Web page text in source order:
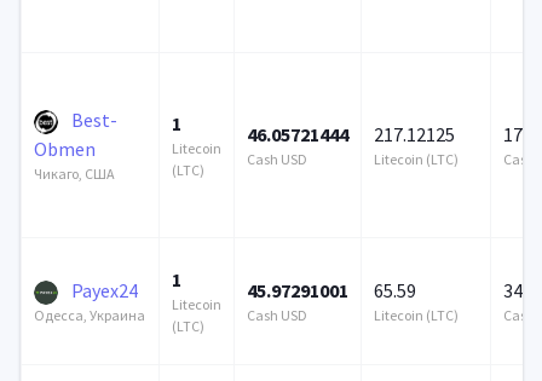
Best-
Obmen
Чикаго, США
1
Litecoin
(LTC)
46.05721444
Cash USD
217.12125
Litecoin (LTC)
172
Cash
Payex24
Одесса, Украина
1
Litecoin
(LTC)
45.97291001
Cash USD
65.59
Litecoin (LTC)
343
Cash